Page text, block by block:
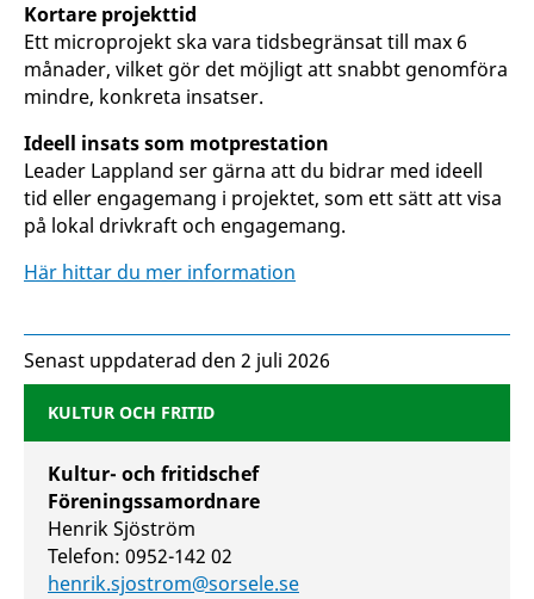
Kortare projekttid
Ett microprojekt ska vara tidsbegränsat till max 6
månader, vilket gör det möjligt att snabbt genomföra
mindre, konkreta insatser.
Ideell insats som motprestation
Leader Lappland ser gärna att du bidrar med ideell
tid eller engagemang i projektet, som ett sätt att visa
på lokal drivkraft och engagemang.
Här hittar du mer information
Senast uppdaterad den 2 juli 2026
KULTUR OCH FRITID
Kultur- och fritidschef
Föreningssamordnare
Henrik Sjöström
Telefon: 0952-142 02
henrik.sjostrom@sorsele.se